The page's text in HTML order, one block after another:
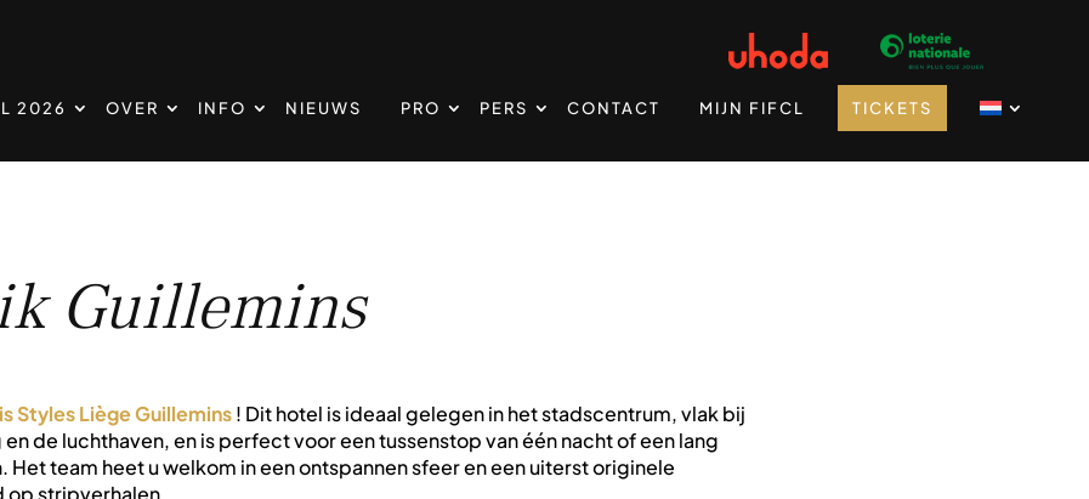
2026 OVER INFO NIEUWS PRO PERS CONTACT MIJN FIFCL TICKETS
Guillemins
Styles Liège Guillemins! Dit hotel is ideaal gelegen in het stadscentrum, vlak bij
de luchthaven, en is perfect voor een tussenstop van één nacht of een lang
team heet u welkom in een ontspannen sfeer en een uiterst originele
op stripverhalen.